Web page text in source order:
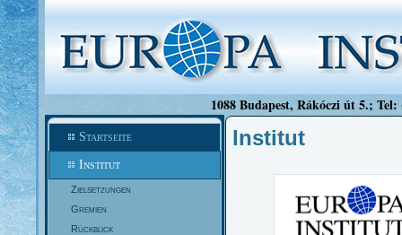
1088 Budapest, Rákóczi út 5.;
Startseite
Institut
Zielsetzungen
Gremien
Rückblick
Institut